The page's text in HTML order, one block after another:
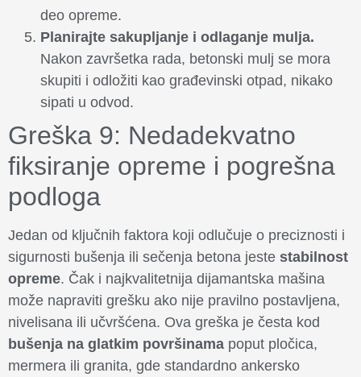
deo opreme.
Planirajte sakupljanje i odlaganje mulja.
Nakon završetka rada, betonski mulj se mora
skupiti i odložiti kao građevinski otpad, nikako
sipati u odvod.
Greška 9: Nedadekvatno
fiksiranje opreme i pogrešna
podloga
Jedan od ključnih faktora koji odlučuje o preciznosti i
sigurnosti bušenja ili sečenja betona jeste stabilnost
opreme. Čak i najkvalitetnija dijamantska mašina
može napraviti grešku ako nije pravilno postavljena,
nivelisana ili učvršćena. Ova greška je česta kod
bušenja na glatkim površinama poput pločica,
mermera ili granita, gde standardno ankersko